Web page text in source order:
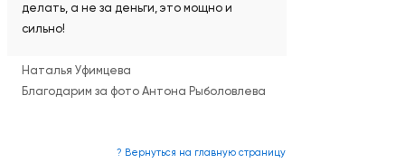
делать, а не за деньги, это мощно и
сильно!
Наталья Уфимцева
Благодарим за фото Антона Рыболовлева
? Вернуться на главную страницу